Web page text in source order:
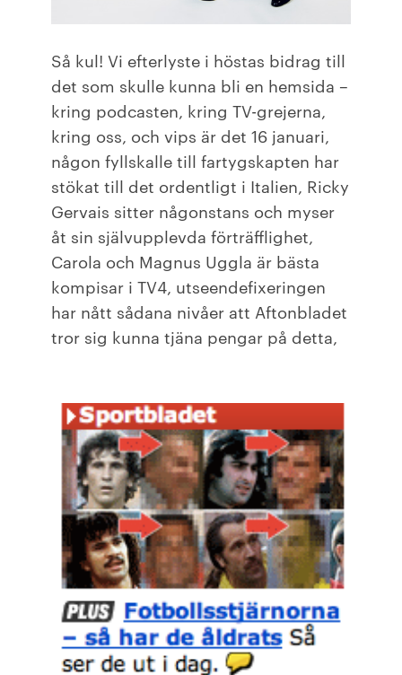
Så kul! Vi efterlyste i höstas bidrag till
det som skulle kunna bli en hemsida –
kring podcasten, kring TV-grejerna,
kring oss, och vips är det 16 januari,
någon fyllskalle till fartygskapten har
stökat till det ordentligt i Italien, Ricky
Gervais sitter någonstans och myser
åt sin självupplevda förträfflighet,
Carola och Magnus Uggla är bästa
kompisar i TV4, utseendefixeringen
har nått sådana nivåer att Aftonbladet
tror sig kunna tjäna pengar på detta,